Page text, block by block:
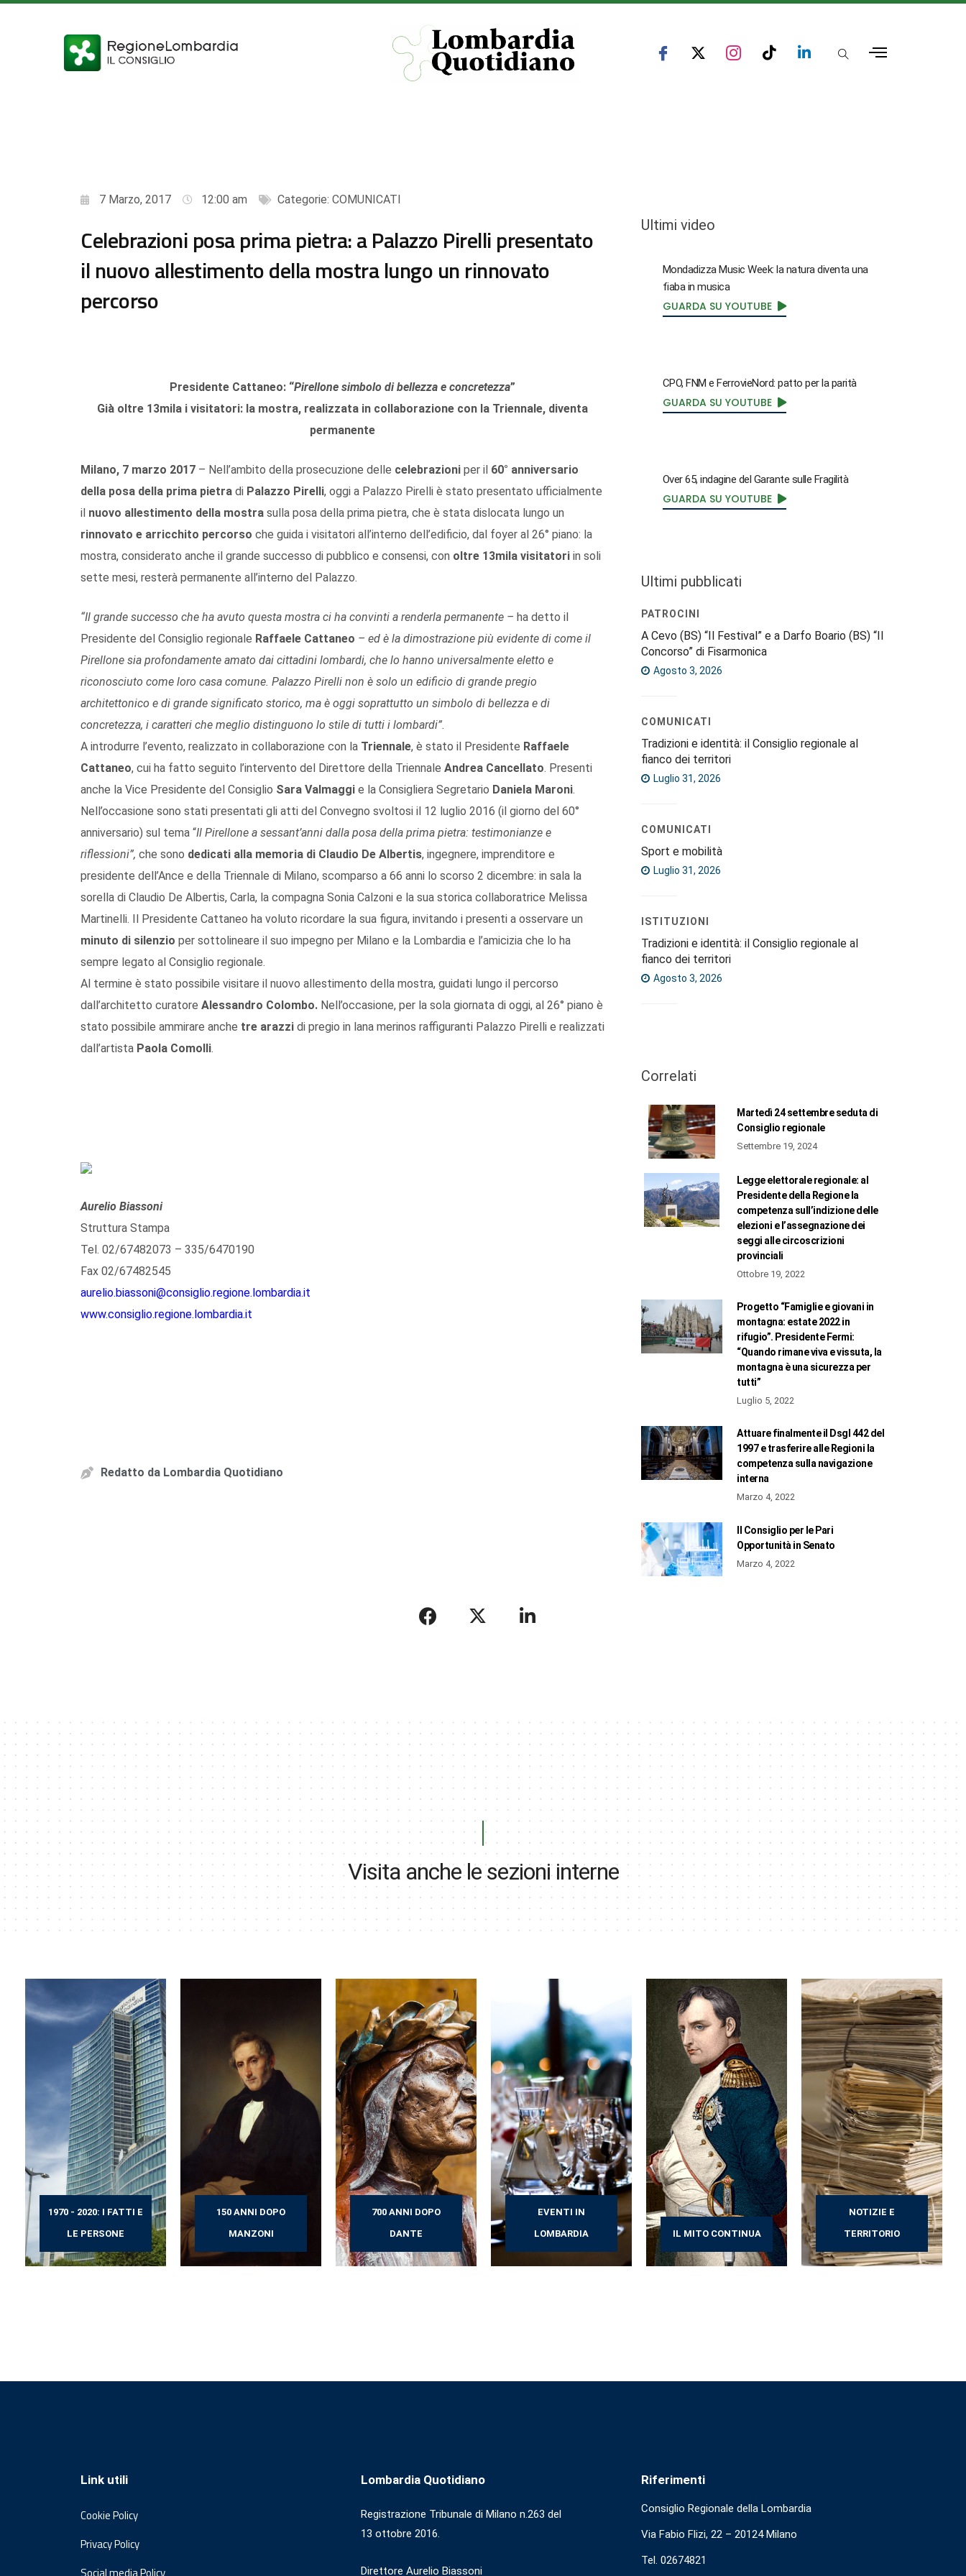
7 Marzo, 2017 12:00 am Categorie: COMUNICATI
Celebrazioni posa prima pietra: a Palazzo Pirelli presentato
il nuovo allestimento della mostra lungo un rinnovato
percorso
Presidente Cattaneo: “Pirellone simbolo di bellezza e concretezza”
Già oltre 13mila i visitatori: la mostra, realizzata in collaborazione con la Triennale, diventa
permanente
Milano, 7 marzo 2017 – Nell’ambito della prosecuzione delle celebrazioni per il 60° anniversario
della posa della prima pietra di Palazzo Pirelli, oggi a Palazzo Pirelli è stato presentato ufficialmente
il nuovo allestimento della mostra sulla posa della prima pietra, che è stata dislocata lungo un
rinnovato e arricchito percorso che guida i visitatori all’interno dell’edificio, dal foyer al 26° piano: la
mostra, considerato anche il grande successo di pubblico e consensi, con oltre 13mila visitatori in soli
sette mesi, resterà permanente all’interno del Palazzo.
“Il grande successo che ha avuto questa mostra ci ha convinti a renderla permanente – ha detto il
Presidente del Consiglio regionale Raffaele Cattaneo – ed è la dimostrazione più evidente di come il
Pirellone sia profondamente amato dai cittadini lombardi, che lo hanno universalmente eletto e
riconosciuto come loro casa comune. Palazzo Pirelli non è solo un edificio di grande pregio
architettonico e di grande significato storico, ma è oggi soprattutto un simbolo di bellezza e di
concretezza, i caratteri che meglio distinguono lo stile di tutti i lombardi”.
A introdurre l’evento, realizzato in collaborazione con la Triennale, è stato il Presidente Raffaele
Cattaneo, cui ha fatto seguito l’intervento del Direttore della Triennale Andrea Cancellato. Presenti
anche la Vice Presidente del Consiglio Sara Valmaggi e la Consigliera Segretario Daniela Maroni.
Nell’occasione sono stati presentati gli atti del Convegno svoltosi il 12 luglio 2016 (il giorno del 60°
anniversario) sul tema “Il Pirellone a sessant’anni dalla posa della prima pietra: testimonianze e
riflessioni”, che sono dedicati alla memoria di Claudio De Albertis, ingegnere, imprenditore e
presidente dell’Ance e della Triennale di Milano, scomparso a 66 anni lo scorso 2 dicembre: in sala la
sorella di Claudio De Albertis, Carla, la compagna Sonia Calzoni e la sua storica collaboratrice Melissa
Martinelli. Il Presidente Cattaneo ha voluto ricordare la sua figura, invitando i presenti a osservare un
minuto di silenzio per sottolineare il suo impegno per Milano e la Lombardia e l’amicizia che lo ha
sempre legato al Consiglio regionale.
Al termine è stato possibile visitare il nuovo allestimento della mostra, guidati lungo il percorso
dall’architetto curatore Alessandro Colombo. Nell’occasione, per la sola giornata di oggi, al 26° piano è
stato possibile ammirare anche tre arazzi di pregio in lana merinos raffiguranti Palazzo Pirelli e realizzati
dall’artista Paola Comolli.
Aurelio Biassoni
Struttura Stampa
Tel. 02/67482073 – 335/6470190
Fax 02/67482545
aurelio.biassoni@consiglio.regione.lombardia.it
www.consiglio.regione.lombardia.it
Redatto da Lombardia Quotidiano
Ultimi video
Mondadizza Music Week: la natura diventa una
fiaba in musica
GUARDA SU YOUTUBE
CPO, FNM e FerrovieNord: patto per la parità
GUARDA SU YOUTUBE
Over 65, indagine del Garante sulle Fragilità
GUARDA SU YOUTUBE
Ultimi pubblicati
PATROCINI
A Cevo (BS) “Il Festival” e a Darfo Boario (BS) “Il
Concorso” di Fisarmonica
Agosto 3, 2026
COMUNICATI
Tradizioni e identità: il Consiglio regionale al
fianco dei territori
Luglio 31, 2026
COMUNICATI
Sport e mobilità
Luglio 31, 2026
ISTITUZIONI
Tradizioni e identità: il Consiglio regionale al
fianco dei territori
Agosto 3, 2026
Correlati
Martedì 24 settembre seduta di
Consiglio regionale
Settembre 19, 2024
Legge elettorale regionale: al
Presidente della Regione la
competenza sull’indizione delle
elezioni e l’assegnazione dei
seggi alle circoscrizioni
provinciali
Ottobre 19, 2022
Progetto “Famiglie e giovani in
montagna: estate 2022 in
rifugio”. Presidente Fermi:
“Quando rimane viva e vissuta, la
montagna è una sicurezza per
tutti”
Luglio 5, 2022
Attuare finalmente il Dsgl 442 del
1997 e trasferire alle Regioni la
competenza sulla navigazione
interna
Marzo 4, 2022
Il Consiglio per le Pari
Opportunità in Senato
Marzo 4, 2022
Visita anche le sezioni interne
1970 - 2020: I FATTI E
LE PERSONE
150 ANNI DOPO
MANZONI
700 ANNI DOPO
DANTE
EVENTI IN
LOMBARDIA
IL MITO CONTINUA
NOTIZIE E
TERRITORIO
Link utili
Cookie Policy
Privacy Policy
Lombardia Quotidiano
Registrazione Tribunale di Milano n.263 del
13 ottobre 2016.
Direttore Aurelio Biassoni
Riferimenti
Consiglio Regionale della Lombardia
Via Fabio Flizi, 22 – 20124 Milano
Tel. 02674821